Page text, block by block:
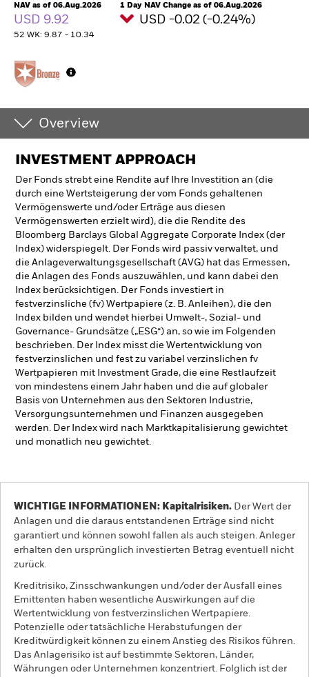
NAV as of 06.Aug.2026
USD 9.92
52 WK: 9.87 - 10.34
1 Day NAV Change as of 06.Aug.2026
USD -0.02 (-0.24%)
Overview
INVESTMENT APPROACH
Der Fonds strebt eine Rendite auf Ihre Investition an (die
durch eine Wertsteigerung der vom Fonds gehaltenen
Vermögenswerte und/oder Erträge aus diesen
Vermögenswerten erzielt wird), die die Rendite des
Bloomberg Barclays Global Aggregate Corporate Index (der
Index) widerspiegelt. Der Fonds wird passiv verwaltet, und
die Anlageverwaltungsgesellschaft (AVG) hat das Ermessen,
die Anlagen des Fonds auszuwählen, und kann dabei den
Index berücksichtigen. Der Fonds investiert in
festverzinsliche (fv) Wertpapiere (z. B. Anleihen), die den
Index bilden und wendet hierbei Umwelt-, Sozial- und
Governance- Grundsätze („ESG“) an, so wie im Folgenden
beschrieben. Der Index misst die Wertentwicklung von
festverzinslichen und fest zu variabel verzinslichen fv
Wertpapieren mit Investment Grade, die eine Restlaufzeit
von mindestens einem Jahr haben und die auf globaler
Basis von Unternehmen aus den Sektoren Industrie,
Versorgungsunternehmen und Finanzen ausgegeben
werden. Der Index wird nach Marktkapitalisierung gewichtet
und monatlich neu gewichtet.
WICHTIGE INFORMATIONEN: Kapitalrisiken. Der Wert der
Anlagen und die daraus entstandenen Erträge sind nicht
garantiert und können sowohl fallen als auch steigen. Anleger
erhalten den ursprünglich investierten Betrag eventuell nicht
zurück.
Kreditrisiko, Zinsschwankungen und/oder der Ausfall eines
Emittenten haben wesentliche Auswirkungen auf die
Wertentwicklung von festverzinslichen Wertpapiere.
Potenzielle oder tatsächliche Herabstufungen der
Kreditwürdigkeit können zu einem Anstieg des Risikos führen.
Das Anlagerisiko ist auf bestimmte Sektoren, Länder,
Währungen oder Unternehmen konzentriert. Folglich ist der